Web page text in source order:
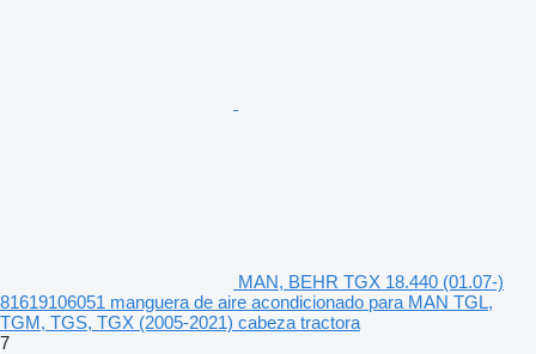
MAN, BEHR TGX 18.440 (01.07-)
81619106051 manguera de aire acondicionado para MAN TGL,
TGM, TGS, TGX (2005-2021) cabeza tractora
7